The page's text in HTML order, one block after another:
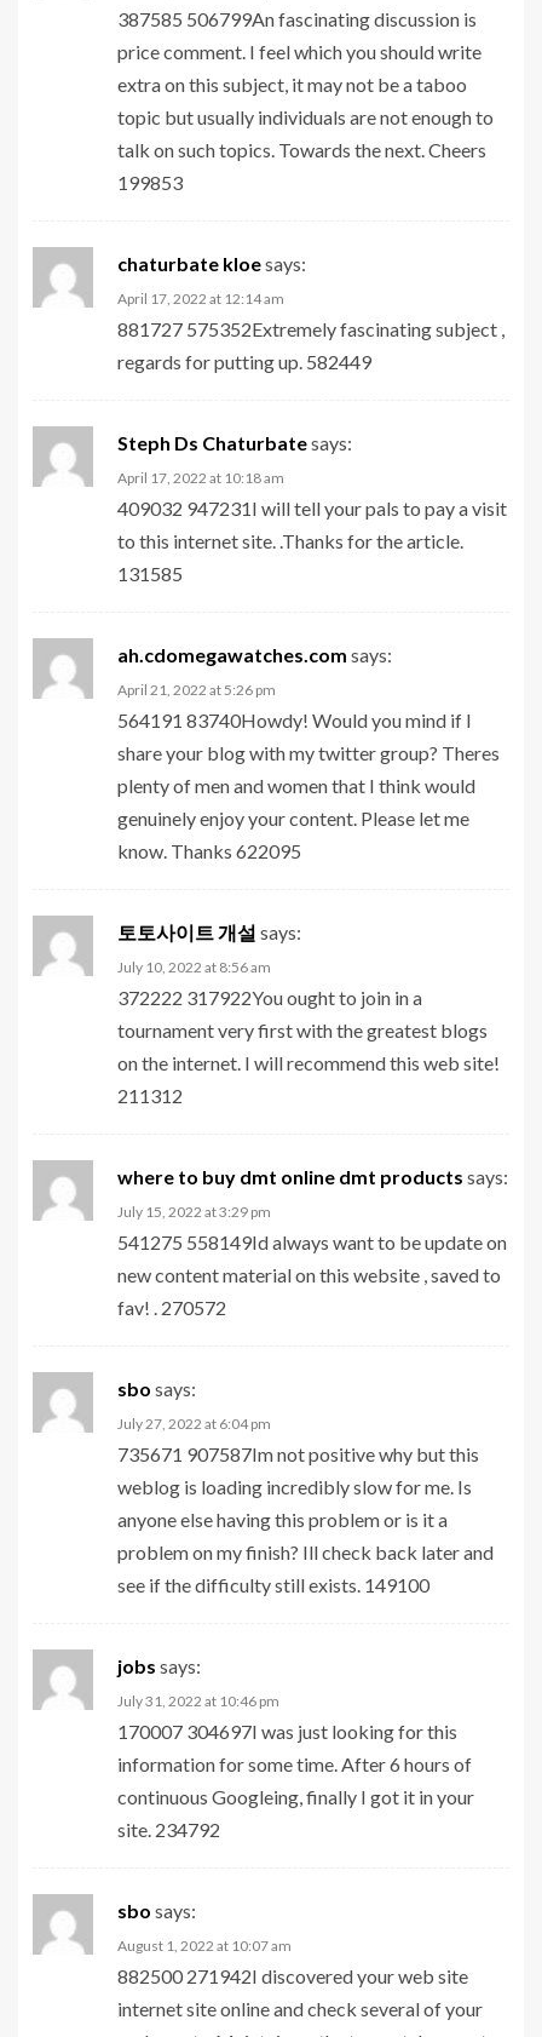
387585 506799An fascinating discussion is
price comment. I feel which you should write
extra on this subject, it may not be a taboo
topic but usually individuals are not enough to
talk on such topics. Towards the next. Cheers
199853
chaturbate kloesays:
April 17, 2022 at 12:14 am
881727 575352Extremely fascinating subject ,
regards for putting up. 582449
Steph Ds Chaturbatesays:
April 17, 2022 at 10:18 am
409032 947231I will tell your pals to pay a visit
to this internet site. .Thanks for the article.
131585
ah.cdomegawatches.com says:
April 21, 2022 at 5:26 pm
564191 83740Howdy! Would you mind if I
share your blog with my twitter group? Theres
plenty of men and women that I think would
genuinely enjoy your content. Please let me
know. Thanks 622095
토토사이트 개설 says:
July 10, 2022 at 8:56 am
372222 317922You ought to join in a
tournament very first with the greatest blogs
on the internet. I will recommend this web site!
211312
where to buy dmt online dmt products says:
July 15, 2022 at 3:29 pm
541275 558149Id always want to be update on
new content material on this website , saved to
fav! . 270572
sbo says:
July 27, 2022 at 6:04 pm
735671 907587Im not positive why but this
weblog is loading incredibly slow for me. Is
anyone else having this problem or is it a
problem on my finish? Ill check back later and
see if the difficulty still exists. 149100
jobs says:
July 31, 2022 at 10:46 pm
170007 304697I was just looking for this
information for some time. After 6 hours of
continuous Googleing, finally I got it in your
site. 234792
sbo says:
August 1, 2022 at 10:07 am
882500 271942I discovered your web site
internet site online and check several of your